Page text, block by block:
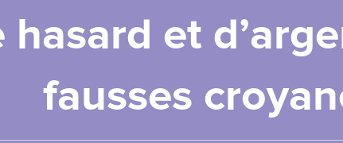
hasard et
fausses